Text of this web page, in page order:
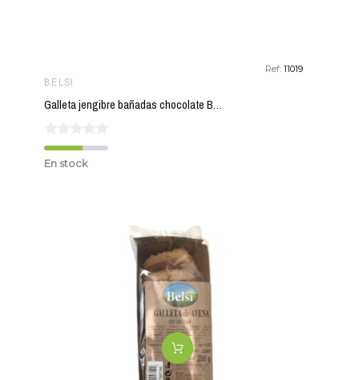
Ref:11019
BELSI
Galleta jengibre bañadas chocolate BELSI 200 gr BIO
En stock